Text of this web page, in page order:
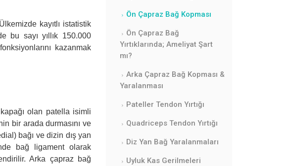
kayıtlı istatistik
bu sayı yıllık 150.000
kazanmak
olan patella isimli
bir arada durmasını ve
bağı ve dizin dış yan
bağ ligament olarak
Arka çapraz bağ
Ön Çapraz Bağ Kopması
Ön Çapraz Bağ
Yırtıklarında; Ameliyat Şart
mı?
Arka Çapraz Bağ Kopması &
Yaralanması
Pateller Tendon Yırtığı
Quadriceps Tendon Yırtığı
Diz Yan Bağ Yaralanmaları
Uyluk Kas Gerilmeleri